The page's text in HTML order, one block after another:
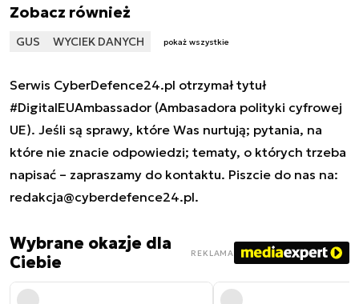
Zobacz również
GUS WYCIEK DANYCH pokaż wszystkie
Serwis CyberDefence24.pl otrzymał tytuł
#DigitalEUAmbassador (Ambasadora polityki cyfrowej
UE). Jeśli są sprawy, które Was nurtują; pytania, na
które nie znacie odpowiedzi; tematy, o których trzeba
napisać – zapraszamy do kontaktu. Piszcie do nas na:
redakcja@cyberdefence24.pl.
Wybrane okazje dla
Ciebie
REKLAMA